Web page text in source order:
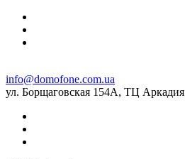
info@domofone.com.ua
ул. Борщаговская 154А, ТЦ Аркадия